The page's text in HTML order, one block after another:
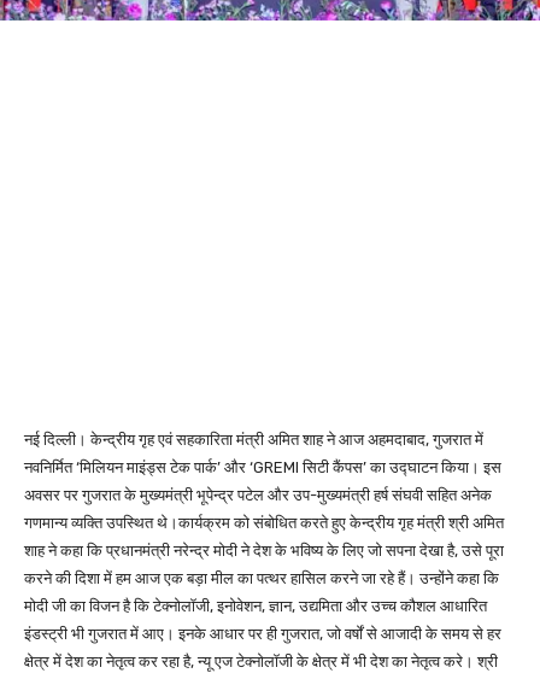
नई दिल्ली। केन्द्रीय गृह एवं सहकारिता मंत्री अमित शाह ने आज अहमदाबाद, गुजरात में
नवनिर्मित ‘मिलियन माइंड्स टेक पार्क’ और ‘GREMI सिटी कैंपस’ का उद्घाटन किया। इस
अवसर पर गुजरात के मुख्यमंत्री भूपेन्द्र पटेल और उप-मुख्यमंत्री हर्ष संघवी सहित अनेक
गणमान्य व्यक्ति उपस्थित थे।कार्यक्रम को संबोधित करते हुए केन्द्रीय गृह मंत्री श्री अमित
शाह ने कहा कि प्रधानमंत्री नरेन्द्र मोदी ने देश के भविष्य के लिए जो सपना देखा है, उसे पूरा
करने की दिशा में हम आज एक बड़ा मील का पत्थर हासिल करने जा रहे हैं। उन्होंने कहा कि
मोदी जी का विजन है कि टेक्नोलॉजी, इनोवेशन, ज्ञान, उद्यमिता और उच्च कौशल आधारित
इंडस्ट्री भी गुजरात में आए। इनके आधार पर ही गुजरात, जो वर्षों से आजादी के समय से हर
क्षेत्र में देश का नेतृत्व कर रहा है, न्यू एज टेक्नोलॉजी के क्षेत्र में भी देश का नेतृत्व करे। श्री